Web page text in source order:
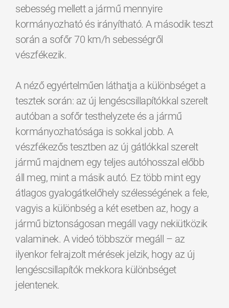
sebesség mellett a jármű mennyire
kormányozható és irányítható. A második teszt
során a sofőr 70 km/h sebességről
vészfékezik.
A néző egyértelműen láthatja a különbséget a
tesztek során: az új lengéscsillapítókkal szerelt
autóban a sofőr testhelyzete és a jármű
kormányozhatósága is sokkal jobb. A
vészfékezős tesztben az új gátlókkal szerelt
jármű majdnem egy teljes autóhosszal előbb
áll meg, mint a másik autó. Ez több mint egy
átlagos gyalogátkelőhely szélességének a fele,
vagyis a különbség a két esetben az, hogy a
jármű biztonságosan megáll vagy nekiütközik
valaminek. A videó többször megáll – az
ilyenkor felrajzolt mérések jelzik, hogy az új
lengéscsillapítók mekkora különbséget
jelentenek.